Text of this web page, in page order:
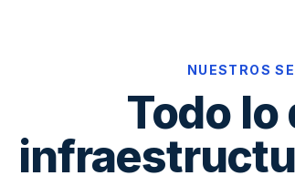
NUESTROS
Todo lo